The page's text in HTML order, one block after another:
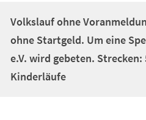
Volkslauf ohne
ohne Startgeld. Um eine
e.V. wird gebeten. Strecken:
Kinderläufe